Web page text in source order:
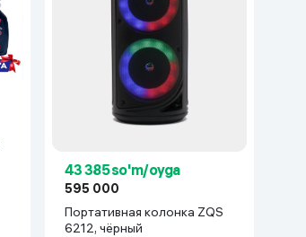
43 385 so'm/oyga
595 000
Портативная колонка ZQS
6212, чёрный